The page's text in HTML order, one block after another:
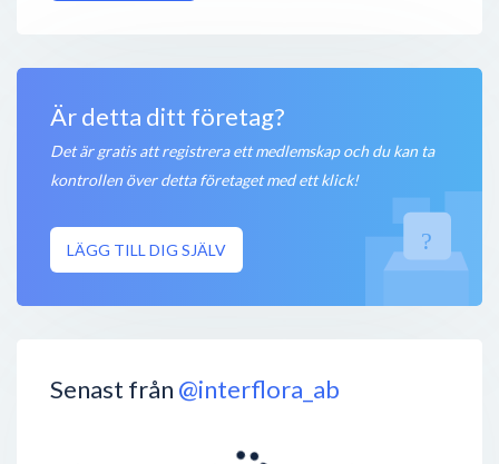
Är detta ditt företag?
Det är gratis att registrera ett medlemskap och du kan ta
kontrollen över detta företaget med ett klick!
LÄGG TILL DIG SJÄLV
Senast från @interflora_ab